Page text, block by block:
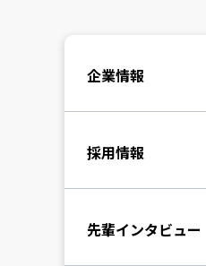
企業情報
採用情報
先輩インタビュー